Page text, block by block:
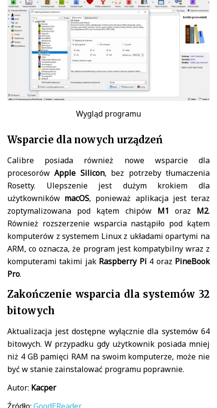
Wygląd programu
Wsparcie dla nowych urządzeń
Calibre posiada również nowe wsparcie dla
procesorówApple Silicon, bez potrzeby tłumaczenia
Rosetty. Ulepszenie jest dużym krokiem dla
użytkowników macOS, ponieważ aplikacja jest teraz
zoptymalizowana pod kątem chipów M1 oraz M2.
Również rozszerzenie wsparcia nastąpiło pod kątem
komputerów z systemem Linux z układami opartymi na
ARM, co oznacza, że program jest kompatybilny wraz z
komputerami takimi jak Raspberry Pi 4 oraz PineBook
Pro.
Zakończenie wsparcia dla systemów 32
bitowych
Aktualizacja jest dostępne wyłącznie dla systemów 64
bitowych. W przypadku gdy użytkownik posiada mniej
niż 4 GB pamięci RAM na swoim komputerze, może nie
być w stanie zainstalować programu poprawnie.
Autor: Kacper